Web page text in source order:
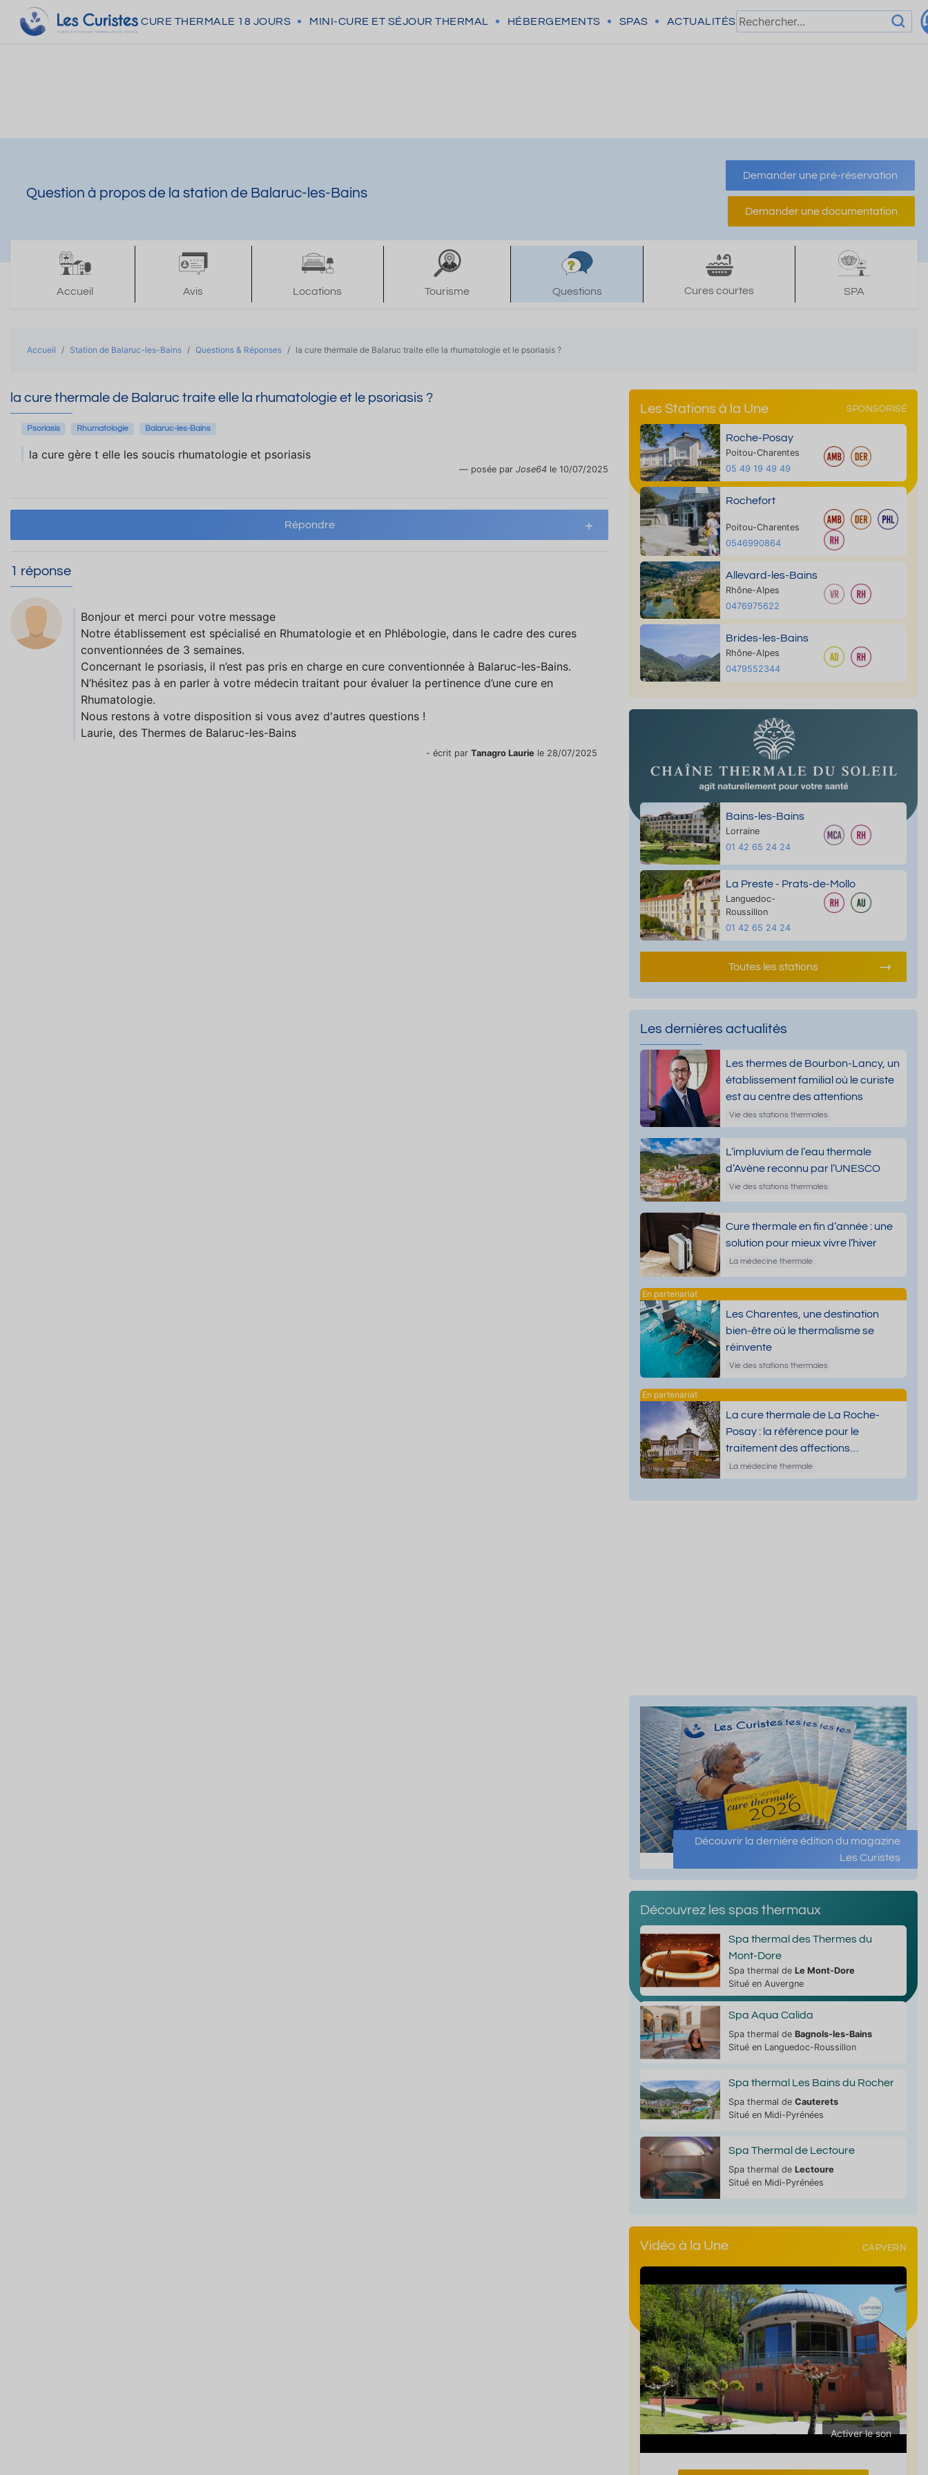
CURE THERMALE 18 JOURS MINI-CURE ET SÉJOUR THERMAL HÉBERGEMENTS SPAS ACTUALITÉS
Question à propos de la station de Balaruc-les-Bains
Demander une pré-réservation
Demander une documentation
Accueil Avis Locations Tourisme Questions Cures courtes SPA
Accueil Station de Balaruc-les-Bains Questions & Réponses la cure thermale de Balaruc traite elle la rhumatologie et le psoriasis ?
la cure thermale de Balaruc traite elle la rhumatologie et le psoriasis ?
Psoriasis Rhumatologie Balaruc-les-Bains
la cure gère t elle les soucis rhumatologie et psoriasis
posée par Jose64 le 10/07/2025
Répondre
1 réponse
Bonjour et merci pour votre message
Notre établissement est spécialisé en Rhumatologie et en Phlébologie, dans le cadre des cures
conventionnées de 3 semaines.
Concernant le psoriasis, il n’est pas pris en charge en cure conventionnée à Balaruc-les-Bains.
N’hésitez pas à en parler à votre médecin traitant pour évaluer la pertinence d’une cure en
Rhumatologie.
Nous restons à votre disposition si vous avez d'autres questions !
Laurie, des Thermes de Balaruc-les-Bains
- écrit par Tanagro Laurie le 28/07/2025
Les Stations à la Une SPONSORISÉ
Roche-Posay
Poitou-Charentes
05 49 19 49 49
Rochefort
Poitou-Charentes
0546990864
Allevard-les-Bains
Rhône-Alpes
0476975622
Brides-les-Bains
Rhône-Alpes
0479552344
Bains-les-Bains
Lorraine
01 42 65 24 24
La Preste - Prats-de-Mollo
Languedoc-
Roussillon
01 42 65 24 24
Toutes les stations
Les dernières actualités
Les thermes de Bourbon-Lancy, un
établissement familial où le curiste
est au centre des attentions
Vie des stations thermales
L’impluvium de l’eau thermale
d’Avène reconnu par l’UNESCO
Vie des stations thermales
Cure thermale en fin d’année : une
solution pour mieux vivre l’hiver
La médecine thermale
Les Charentes, une destination
bien-être où le thermalisme se
réinvente
Vie des stations thermales
La cure thermale de La Roche-
Posay : la référence pour le
traitement des affections
dermatologiques
La médecine thermale
Découvrir la dernière édition du magazine
Les Curistes
Découvrez les spas thermaux
Spa thermal des Thermes du
Mont-Dore
Spa thermal de Le Mont-Dore
Situé en Auvergne
Spa Aqua Calida
Spa thermal de Bagnols-les-Bains
Situé en Languedoc-Roussillon
Spa thermal Les Bains du Rocher
Spa thermal de Cauterets
Situé en Midi-Pyrénées
Spa Thermal de Lectoure
Spa thermal de Lectoure
Situé en Midi-Pyrénées
Vidéo à la Une CAPVERN
Activer le son